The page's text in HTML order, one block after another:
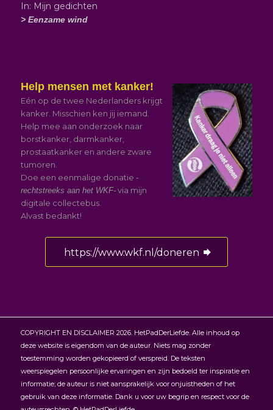
In: Mijn gedichten
> Eenzame wind
Help mensen met kanker!
Eén op de twee Nederlanders krijgt
kanker. Misschien ken jij iemand.
Help mee aan onderzoek naar
borstkanker, darmkanker,
prostaatkanker en andere zware
tumoren.
Doe een eenmalige donatie -
rechtstreeks aan het WKF-via mijn
digitale collectebus.
Alvast bedankt!
https://www.wkf.nl/doneren
COPYRIGHT EN DISCLAIMER 2026. HetPadDerLiefde. Alle inhoud op
deze website is eigendom van de auteur. Niets mag zonder
toestemming worden gekopieerd of verspreid. De teksten
weerspiegelen persoonlijke ervaringen en zijn bedoeld ter inspiratie en
informatie; de auteur is niet aansprakelijk voor onjuistheden of het
gebruik van deze informatie. Dank u voor uw begrip en respect voor de